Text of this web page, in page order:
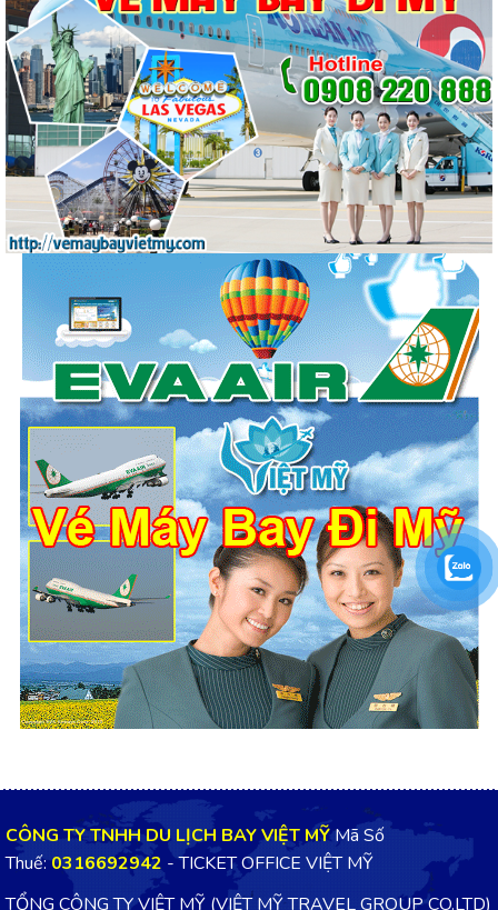
CÔNG TY TNHH DU LỊCH BAY VIỆT MỸMã Số
Thuế:0316692942 - TICKET OFFICE VIỆT MỸ
TỔNG CÔNG TY VIỆT MỸ (VIỆT MỸ TRAVEL GROUP CO.LTD)